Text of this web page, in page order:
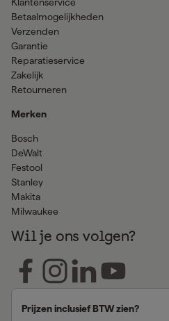
Betaalmogelijkheden
Verzenden
Garantie
Reparatieservice
Zakelijk
Retourneren
Merken
Bosch
DeWalt
Festool
Stanley
Makita
Milwaukee
Wil je ons volgen?
Prijzen inclusief BTW zien?